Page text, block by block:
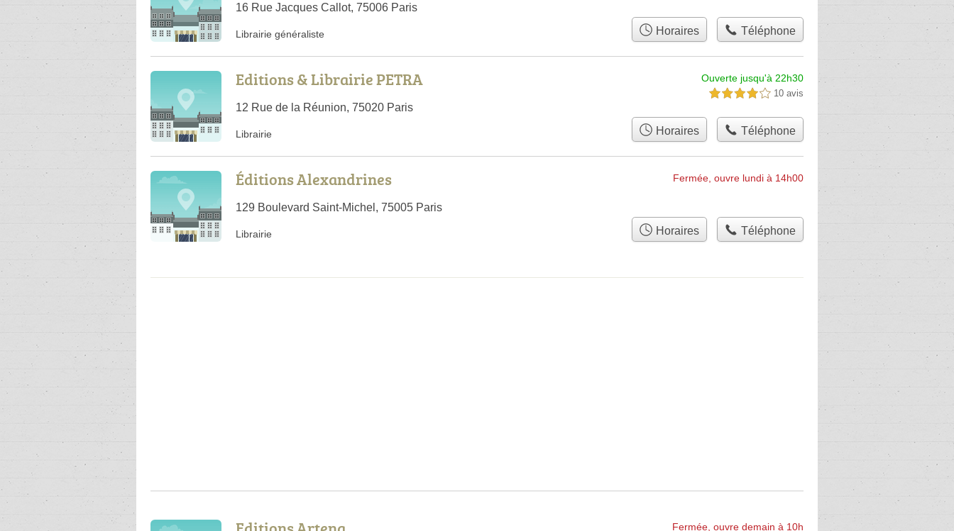
16 Rue Jacques Callot, 75006 Paris
Librairie généraliste Horaires Téléphone
Editions & Librairie PETRA
12 Rue de la Réunion, 75020 Paris
Ouverte jusqu'à 22h30
4,0 étoiles sur 5 10 avis
Librairie Horaires Téléphone
Éditions Alexandrines
129 Boulevard Saint-Michel, 75005 Paris
Fermée, ouvre lundi à 14h00
Librairie Horaires Téléphone
Fermée, ouvre demain à 10h